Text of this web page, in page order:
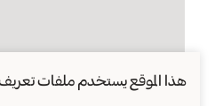
هذا الموقع يستخدم ملفات تعريف